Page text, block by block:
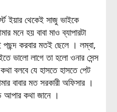
ইয়ার থেকেই সাজু ভাইকে
মনে হয় বাবা মাও ব্যাপারটা
করবার মতই ছেলে । লম্বা,
ভালো লাগে তা হলো ওনার সেন্স
বলবে যে হাসতে হাসতে পেট
বাবার মত সরকারী অফিসার ।
আপার কথা জানে ।